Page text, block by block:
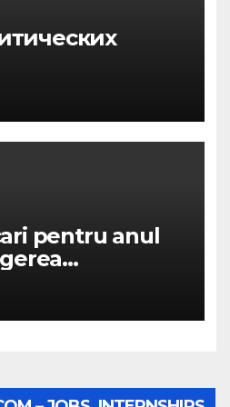
pentru anul
Atlanti…